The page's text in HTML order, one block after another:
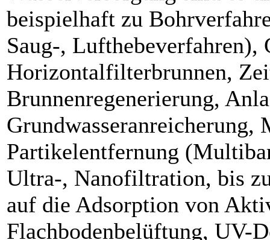
beispielhaft zu
Saug-,
Horizontalfilterbrunnen,
Brunnenregenerierung,
Partikelentfernung
Ultra-, Nanofiltration, bis
auf die Adsorption von
Flachbodenbelüftung, UV-